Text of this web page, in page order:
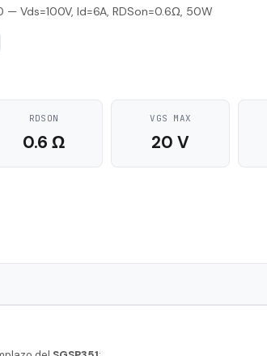
Vds=100V, Id=6A, RDSon=0.6Ω, 50W
RDSON
0.6 Ω
VGS MAX
20 V